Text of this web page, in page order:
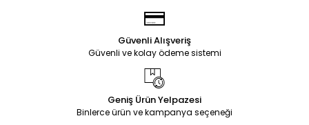
Güvenli Alışveriş
Güvenli ve kolay ödeme sistemi
Geniş Ürün Yelpazesi
Binlerce ürün ve kampanya seçeneği